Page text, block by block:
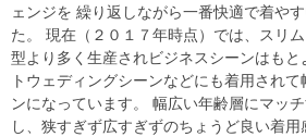
ェンジを 繰り返しながら一番快適で着や
た。 現在（２０１７年時点）では、スリ
型より多く生産されビジネスシーンはも
トウェディングシーンなどにも着用され
ンになっています。 幅広い年齢層にマッ
し、狭すぎず広すぎずのちょうど良い着用